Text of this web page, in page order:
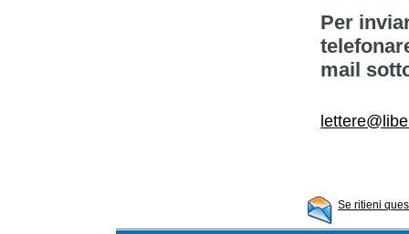
Per
mail
Se ritieni